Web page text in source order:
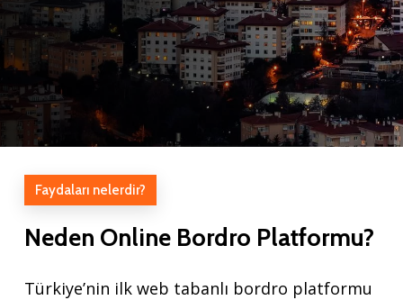
Faydaları nelerdir?
Neden Online Bordro Platformu?
Türkiye’nin ilk web tabanlı bordro platformu